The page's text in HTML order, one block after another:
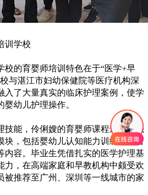
学校
的育婴师培训特色在于“医学+早
与湛江市妇幼保健院等医疗机构深
入了大量真实的临床护理案例，使学
婴幼儿护理操作。
能，伶俐嫂的育婴师课程还特别强
块，包括婴幼儿认知能力训练、语言
内容。毕业生凭借扎实的医学护理基
力，在高端家庭和早教机构中颇受欢
被推荐至广州、深圳等一线城市的家